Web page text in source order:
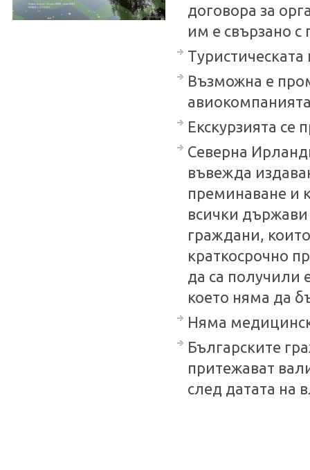
договора за
им е свързано
Възможна е
Екскурзията
Северна
въвежда
преминаване и
всички
граждани,
краткосрочно
да са получили
което няма да
Няма
Българските
притежават
след датата на